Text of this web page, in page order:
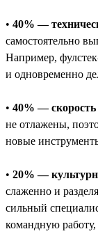
• 40% —
самостоятельно
Например,
и одновременно
• 40% — скорость
не отлажены,
новые
• 20% —
слаженно и
сильный
командную работу,